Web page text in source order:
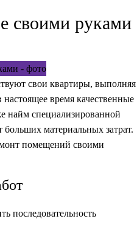
своими руками
свои квартиры, выполняя
время качественные
найм специализированной
материальных затрат.
помещений своими
последовательность